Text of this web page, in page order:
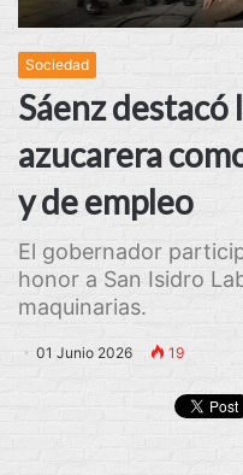
Sociedad
Sáenz
azucarera
y de empleo
El gobernador
honor a San Isidro
maquinarias.
01 Junio 2026 19